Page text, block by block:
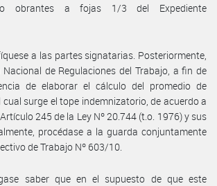
obrantes a fojas 1/3 del Expediente
a las partes signatarias. Posteriormente,
de Regulaciones del Trabajo, a fin de
de elaborar el cálculo del promedio de
cual surge el tope indemnizatorio, de acuerdo a
245 de la Ley Nº 20.744 (t.o. 1976) y sus
procédase a la guarda conjuntamente
de Trabajo Nº 603/10.
saber que en el supuesto de que este